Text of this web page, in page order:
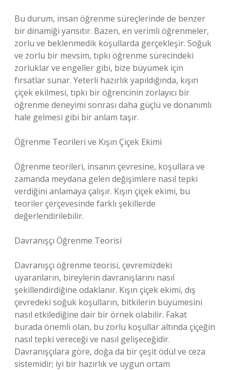
Bu durum, insan öğrenme süreçlerinde de benzer
bir dinamiği yansıtır. Bazen, en verimli öğrenmeler,
zorlu ve beklenmedik koşullarda gerçekleşir. Soğuk
ve zorlu bir mevsim, tıpkı öğrenme sürecindeki
zorluklar ve engeller gibi, bize büyümek için
fırsatlar sunar. Yeterli hazırlık yapıldığında, kışın
çiçek ekilmesi, tıpkı bir öğrencinin zorlayıcı bir
öğrenme deneyimi sonrası daha güçlü ve donanımlı
hale gelmesi gibi bir anlam taşır.
Öğrenme Teorileri ve Kışın Çiçek Ekimi
Öğrenme teorileri, insanın çevresine, koşullara ve
zamanda meydana gelen değişimlere nasıl tepki
verdiğini anlamaya çalışır. Kışın çiçek ekimi, bu
teoriler çerçevesinde farklı şekillerde
değerlendirilebilir.
Davranışçı Öğrenme Teorisi
Davranışçı öğrenme teorisi, çevremizdeki
uyaranların, bireylerin davranışlarını nasıl
şekillendirdiğine odaklanır. Kışın çiçek ekimi, dış
çevredeki soğuk koşulların, bitkilerin büyümesini
nasıl etkilediğine dair bir örnek olabilir. Fakat
burada önemli olan, bu zorlu koşullar altında çiçeğin
nasıl tepki vereceği ve nasıl gelişeceğidir.
Davranışçılara göre, doğa da bir çeşit ödül ve ceza
sistemidir; iyi bir hazırlık ve uygun ortam